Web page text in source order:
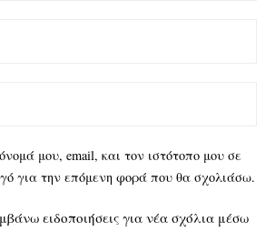
μου, email, και τον ιστότοπο μου σε
για την επόμενη φορά που θα σχολιάσω.
ειδοποιήσεις για νέα σχόλια μέσω